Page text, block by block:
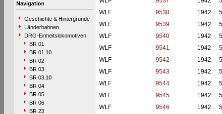
Navigation
Geschichte & Hintergründe
Länderbahnen
DRG-Einheitslokomotiven
BR 01
BR 01.10
BR 02
BR 03
BR 03.10
BR 04
BR 05
BR 06
BR 23
WLF
9538 1942
WLF
9539 1942
WLF
9540 1942
WLF
9541 1942
WLF
9542 1942
WLF
9543 1942
WLF
9544 1942
WLF
9545 1942
WLF
9546 1942